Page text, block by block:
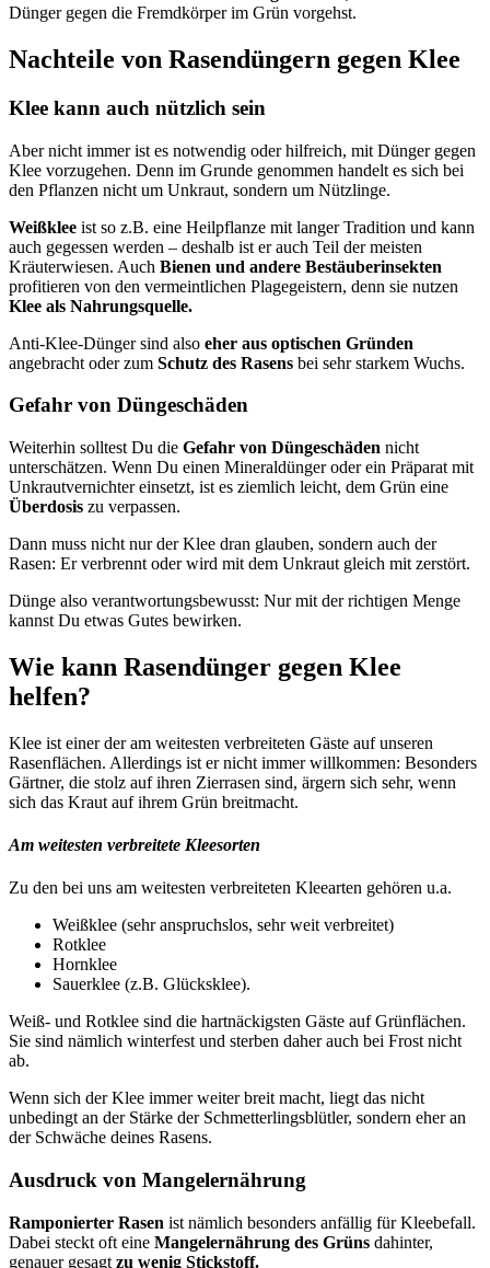
Dünger gegen die Fremdkörper im Grün vorgehst.
Nachteile von Rasendüngern gegen Klee
Klee kann auch nützlich sein
Aber nicht immer ist es notwendig oder hilfreich, mit Dünger gegen
Klee vorzugehen. Denn im Grunde genommen handelt es sich bei
den Pflanzen nicht um Unkraut, sondern um Nützlinge.
Weißklee ist so z.B. eine Heilpflanze mit langer Tradition und kann
auch gegessen werden – deshalb ist er auch Teil der meisten
Kräuterwiesen. Auch Bienen und andere Bestäuberinsekten
profitieren von den vermeintlichen Plagegeistern, denn sie nutzen
Klee als Nahrungsquelle.
Anti-Klee-Dünger sind also eher aus optischen Gründen
angebracht oder zum Schutz des Rasens bei sehr starkem Wuchs.
Gefahr von Düngeschäden
Weiterhin solltest Du die Gefahr von Düngeschäden nicht
unterschätzen. Wenn Du einen Mineraldünger oder ein Präparat mit
Unkrautvernichter einsetzt, ist es ziemlich leicht, dem Grün eine
Überdosis zu verpassen.
Dann muss nicht nur der Klee dran glauben, sondern auch der
Rasen: Er verbrennt oder wird mit dem Unkraut gleich mit zerstört.
Dünge also verantwortungsbewusst: Nur mit der richtigen Menge
kannst Du etwas Gutes bewirken.
Wie kann Rasendünger gegen Klee
helfen?
Klee ist einer der am weitesten verbreiteten Gäste auf unseren
Rasenflächen. Allerdings ist er nicht immer willkommen: Besonders
Gärtner, die stolz auf ihren Zierrasen sind, ärgern sich sehr, wenn
sich das Kraut auf ihrem Grün breitmacht.
Am weitesten verbreitete Kleesorten
Zu den bei uns am weitesten verbreiteten Kleearten gehören u.a.
Weißklee (sehr anspruchslos, sehr weit verbreitet)
Rotklee
Hornklee
Sauerklee (z.B. Glücksklee).
Weiß- und Rotklee sind die hartnäckigsten Gäste auf Grünflächen.
Sie sind nämlich winterfest und sterben daher auch bei Frost nicht
ab.
Wenn sich der Klee immer weiter breit macht, liegt das nicht
unbedingt an der Stärke der Schmetterlingsblütler, sondern eher an
der Schwäche deines Rasens.
Ausdruck von Mangelernährung
Ramponierter Rasen ist nämlich besonders anfällig für Kleebefall.
Dabei steckt oft eine Mangelernährung des Grüns dahinter,
genauer gesagt zu wenig Stickstoff.